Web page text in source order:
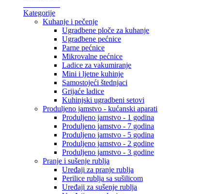
Kategorije
Kuhanje i pečenje
Ugradbene ploče za kuhanje
Ugradbene pećnice
Parne pećnice
Mikrovalne pećnice
Ladice za vakumiranje
Mini i ljetne kuhinje
Samostojeći štednjaci
Grijaće ladice
Kuhinjski ugradbeni setovi
Produljeno jamstvo - kućanski aparati
Produljeno jamstvo - 1 godina
Produljeno jamstvo - 7 godina
Produljeno jamstvo - 5 godina
Produljeno jamstvo - 2 godine
Produljeno jamstvo - 3 godine
Pranje i sušenje rublja
Uređaji za pranje rublja
Perilice rublja sa sušilicom
Uređaji za sušenje rublja